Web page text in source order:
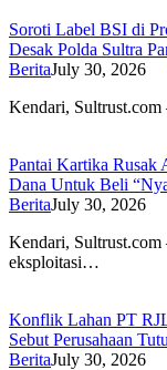
Soroti Label BSI di
Desak Polda Sultra
BeritaJuly 30, 2026
Kendari,
Pantai Kartika Rusak
Dana Untuk Beli
BeritaJuly 30, 2026
Kendari,
eksploitasi…
Konflik Lahan PT
Sebut Perusahaan
BeritaJuly 30, 2026